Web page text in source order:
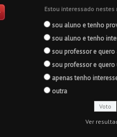
Estou interessado
sou aluno e tenho
sou aluno e tenho
sou professor e quero
sou professor e quero
apenas tenho
outra
Ver